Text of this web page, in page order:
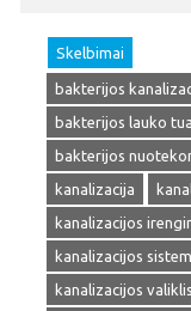
Skelbimai
bakterijos
bakterijos lauko
bakterijos
kanalizacija
kanalizacijos
kanalizacijos
kanalizacijos valiklis